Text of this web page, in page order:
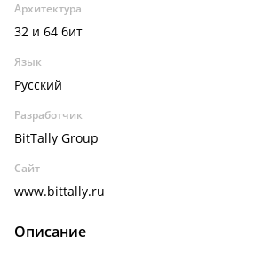
Архитектура
32 и 64 бит
Язык
Русский
Разработчик
BitTally Group
Сайт
www.bittally.ru
Описание